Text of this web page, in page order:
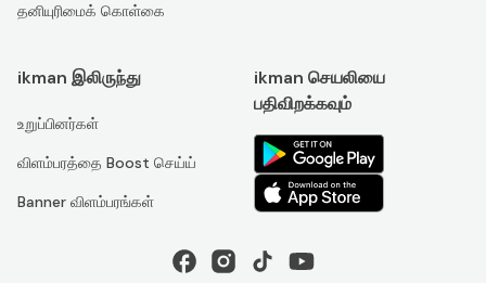
தனியுரிமைக் கொள்கை
ikman இலிருந்து
உறுப்பினர்கள்
விளம்பரத்தை Boost செய்ய்
Banner விளம்பரங்கள்
ikman செயலியை
பதிவிறக்கவும்